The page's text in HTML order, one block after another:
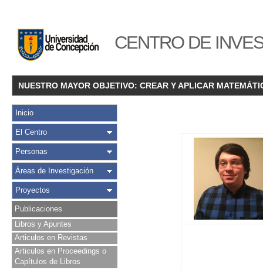
CENTRO DE
NUESTRO MAYOR OBJETIVO: CREAR Y APLICAR
Inicio
El Centro
Personas
Áreas de Investigación
Proyectos
Publicaciones
Libros y Apuntes
Articulos en Revistas
Articulos en Proceedings o
Capítulos de Libros